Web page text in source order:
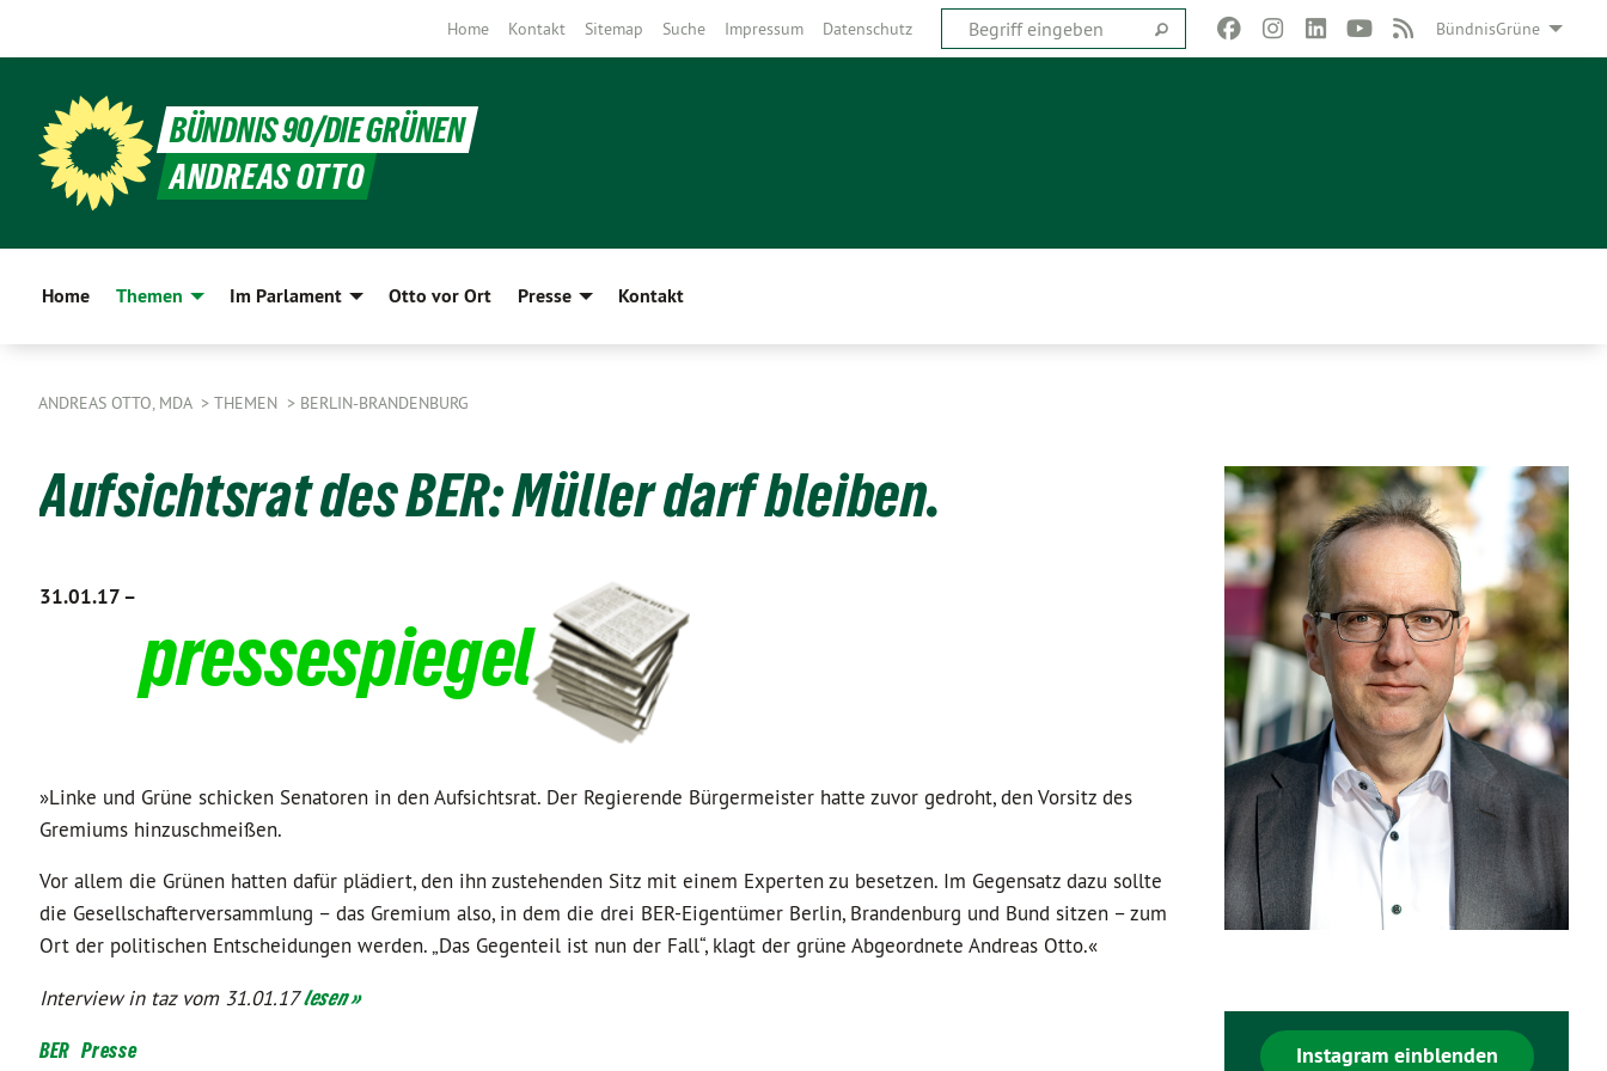
BündnisGrüne
Home Kontakt Sitemap Suche Impressum Datenschutz
BÜNDNIS 90/DIE GRÜNEN
ANDREAS OTTO
Home Themen Im Parlament Otto vor Ort Presse Kontakt
ANDREAS OTTO, MDA THEMEN BERLIN-BRANDENBURG
Aufsichtsrat des BER: Müller darf bleiben.
31.01.17 –
pressespiegel
»Linke und Grüne schicken Senatoren in den Aufsichtsrat. Der Regierende Bürgermeister hatte zuvor gedroht, den Vorsitz des
Gremiums hinzuschmeißen.
Vor allem die Grünen hatten dafür plädiert, den ihn zustehenden Sitz mit einem Experten zu besetzen. Im Gegensatz dazu sollte
die Gesellschafterversammlung – das Gremium also, in dem die drei BER-Eigentümer Berlin, Brandenburg und Bund sitzen – zum
Ort der politischen Entscheidungen werden. „Das Gegenteil ist nun der Fall“, klagt der grüne Abgeordnete Andreas Otto.«
Interview in taz vom 31.01.17lesen »
BER Presse Instagram einblenden